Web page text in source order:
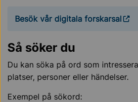
Besök vår digitala forskarsal
Så söker du
Du kan söka på ord som
platser, personer eller händelser.
Exempel på sökord: